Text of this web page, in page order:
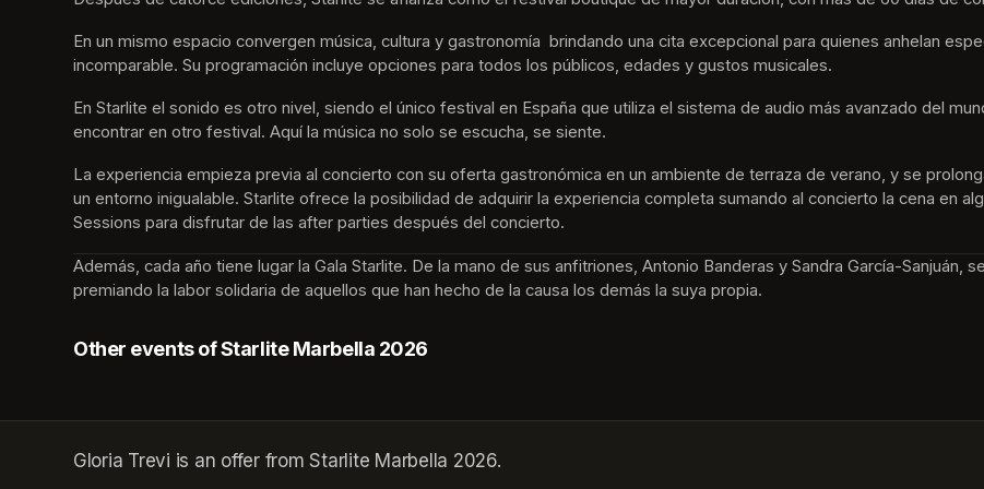
En un mismo espacio convergen música, cultura y gastronomía  brindando una cita excepcional para quienes anhelan
incomparable. Su programación incluye opciones para todos los públicos, edades y gustos musicales.
En Starlite el sonido es otro nivel, siendo el único festival en España que utiliza el sistema de audio más avanzado del
encontrar en otro festival. Aquí la música no solo se escucha, se siente.
La experiencia empieza previa al concierto con su oferta gastronómica en un ambiente de terraza de verano, y se
un entorno inigualable. Starlite ofrece la posibilidad de adquirir la experiencia completa sumando al concierto la cena en
Sessions para disfrutar de las after parties después del concierto.
Además, cada año tiene lugar la Gala Starlite. De la mano de sus anfitriones, Antonio Banderas y Sandra García-
premiando la labor solidaria de aquellos que han hecho de la causa los demás la suya propia.
Other events of Starlite Marbella 2026
Gloria Trevi is an offer from Starlite Marbella 2026.